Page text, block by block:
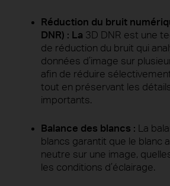
Réduction du bruit
DNR) : La 3D DNR est une
de réduction du bruit qui
données d’image sur
afin de réduire
tout en préservant les
importants.
Balance des blancs : La
blancs garantit que le blanc
neutre sur une image,
les conditions d’éclairage.